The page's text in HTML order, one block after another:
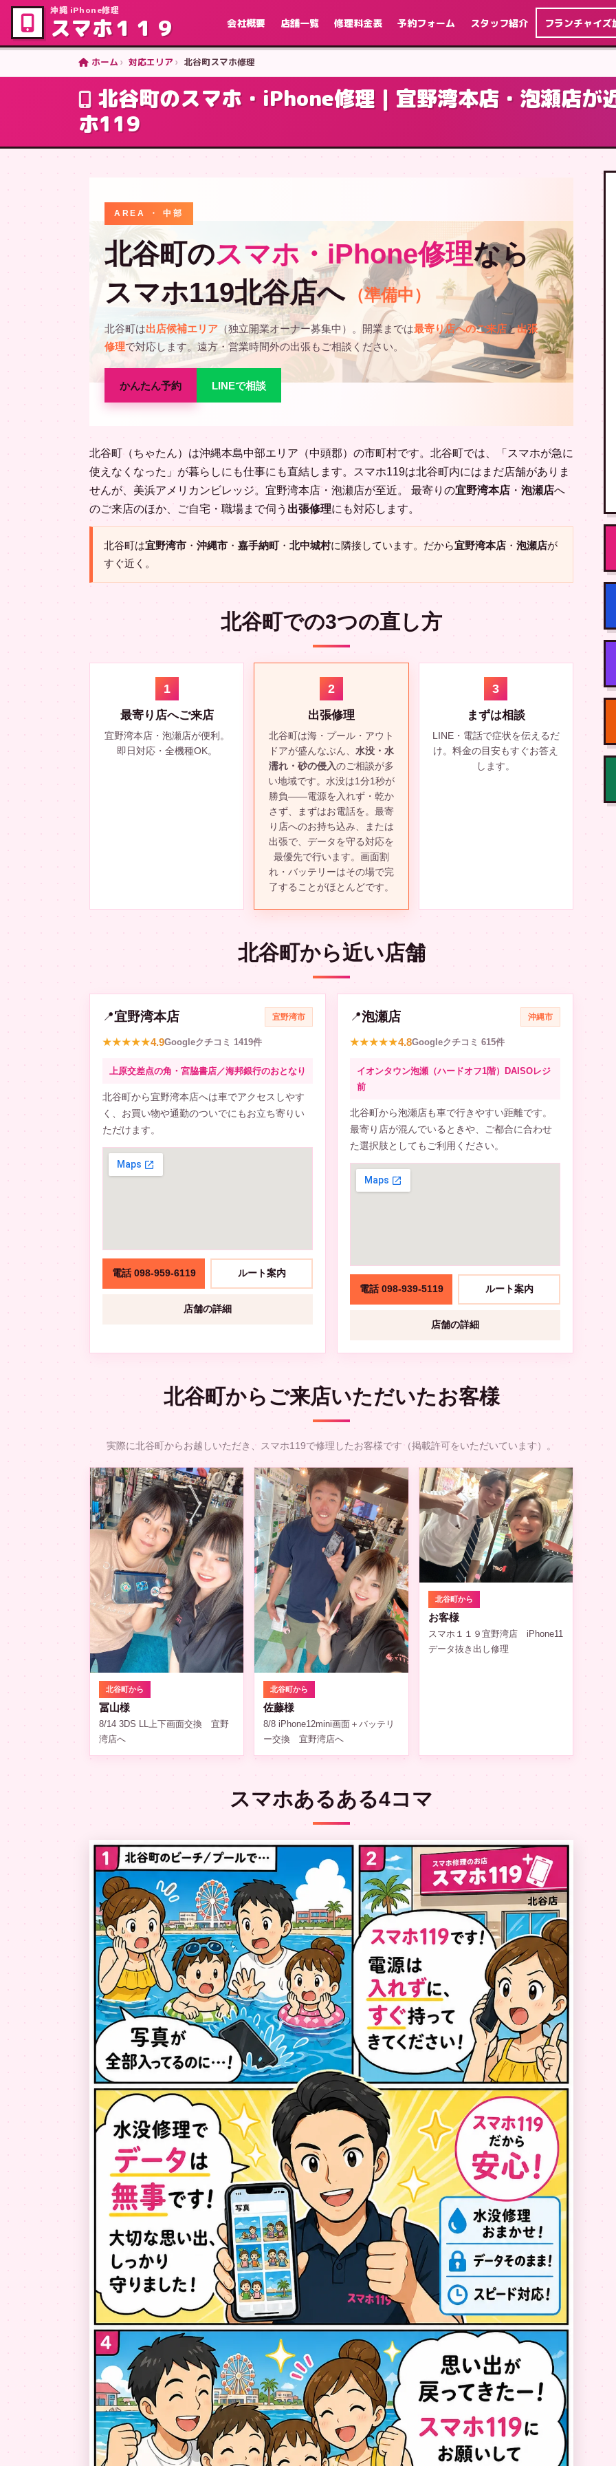
沖縄 iPhone修理
スマホ１１９ 会社概要 店舗一覧 修理料金表 予約フォーム スタッフ紹介 フランチャイズ
ホーム 対応エリア 北谷町スマホ修理
北谷町のスマホ・iPhone修理｜宜野湾本店・泡瀬店が
ホ119
AREA ・ 中部
北谷町のスマホ・iPhone修理なら
スマホ119北谷店へ
（準備中）
北谷町は出店候補エリア （独立開業オーナー募集中）。開業までは最寄り店へのご来店と出張
修理で対応します。遠方・営業時間外の出張もご相談ください。
かんたん予約 LINEで相談
北谷町（ちゃたん）は沖縄本島中部エリア（中頭郡）の市町村です。北谷町では、「スマホが急に
使えなくなった」が暮らしにも仕事にも直結します。スマホ119は北谷町内にはまだ店舗がありま
せんが、美浜アメリカンビレッジ。宜野湾本店・泡瀬店が至近。 最寄りの宜野湾本店 ・ 泡瀬店へ
のご来店のほか、ご自宅・職場まで伺う 出張修理にも対応します。
北谷町は宜野湾市 ・ 沖縄市 ・ 嘉手納町 ・ 北中城村に隣接しています。だから宜野湾本店 ・ 泡瀬店が
すぐ近く。
北谷町での3つの直し方
1
最寄り店へご来店
宜野湾本店・泡瀬店が便利。
即日対応・全機種OK。
2
出張修理
北谷町は海・プール・アウト
ドアが盛んなぶん、 水没・水
濡れ・砂の侵入のご相談が多
い地域です。水没は1分1秒が
勝負——電源を入れず・乾か
さず、まずはお電話を。最寄
り店へのお持ち込み、または
出張で、データを守る対応を
最優先で行います。画面割
れ・バッテリーはその場で完
了することがほとんどです。
3
まずは相談
LINE・電話で症状を伝えるだ
け。料金の目安もすぐお答え
します。
北谷町から近い店舗
📍宜野湾本店 宜野湾市
★★★★★4.9Googleクチコミ 1419件
上原交差点の角・宮脇書店／海邦銀行のおとなり
北谷町から宜野湾本店へは車でアクセスしやす
く、お買い物や通勤のついでにもお立ち寄りい
ただけます。
電話 098-959-6119 ルート案内
店舗の詳細
📍泡瀬店 沖縄市
★★★★★4.8Googleクチコミ 615件
イオンタウン泡瀬（ハードオフ1階）DAISOレジ
前
北谷町から泡瀬店も車で行きやすい距離です。
最寄り店が混んでいるときや、ご都合に合わせ
た選択肢としてもご利用ください。
電話 098-939-5119 ルート案内
店舗の詳細
北谷町からご来店いただいたお客様
実際に北谷町からお越しいただき、スマホ119で修理したお客様です（掲載許可をいただいています）。
北谷町から
冨山様
8/14 3DS LL上下画面交換 宜野
湾店へ
北谷町から
佐藤様
8/8 iPhone12mini画面＋バッテリ
ー交換 宜野湾店へ
北谷町から
お客様
スマホ１１９宜野湾店 iPhone11
データ抜き出し修理
スマホあるある4コマ